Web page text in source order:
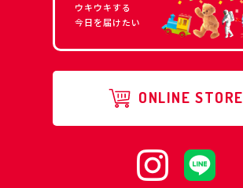
ウキウキする
今日を届けたい
ONLINE STORE